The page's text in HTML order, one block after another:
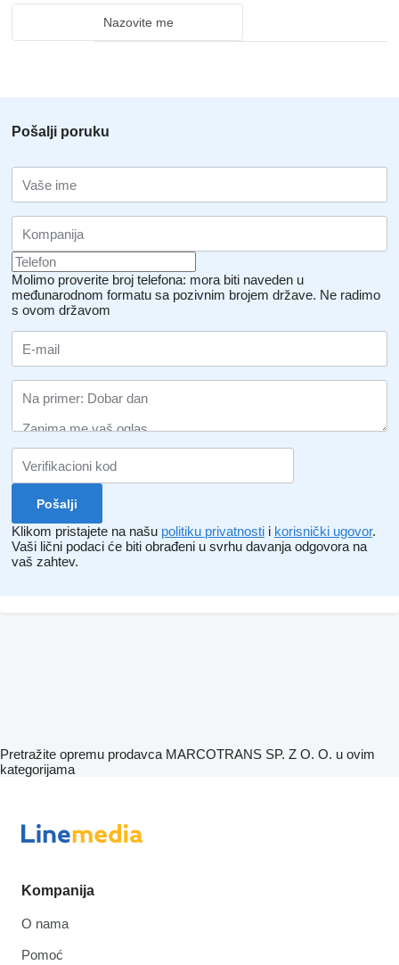
Nazovite me
Pošalji poruku
Molimo proverite broj telefona: mora biti naveden u
međunarodnom formatu sa pozivnim brojem države. Ne radimo
s ovom državom
Klikom pristajete na našu politiku privatnosti i korisnički ugovor.
Vaši lični podaci će biti obrađeni u svrhu davanja odgovora na
vaš zahtev.
Pretražite opremu prodavca MARCOTRANS SP. Z O. O. u ovim
kategorijama
Kompanija
O nama
Pomoć